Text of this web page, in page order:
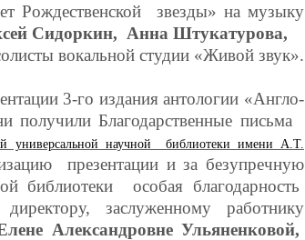
Рождественской звезды» на музыку
Сидоркин, Анна Штукатурова,
вокальной студии «Живой звук».
3-го издания антологии «Англо-
получили Благодарственные письма
универсальной научной библиотеки имени А.Т.
презентации и за безупречную
библиотеки особая благодарность
директору, заслуженному работнику
Александровне Ульяненковой,